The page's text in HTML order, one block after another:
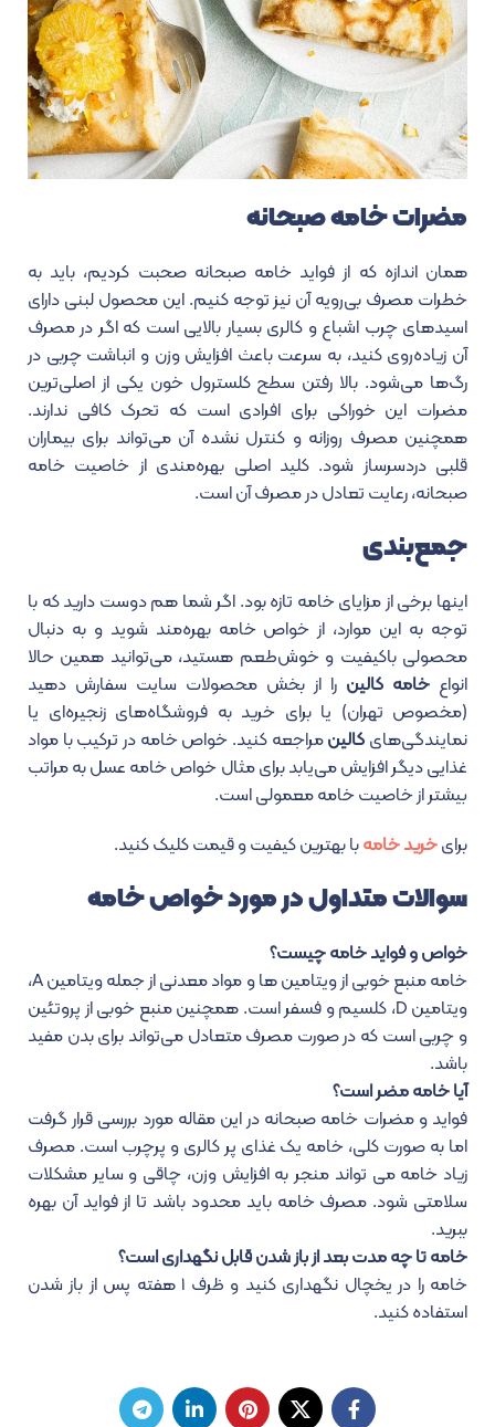
مضرات خامه صبحانه
همان اندازه که از فواید خامه صبحانه صحبت کردیم، باید به
خطرات مصرف بی‌رویه آن نیز توجه کنیم. این محصول لبنی دارای
اسیدهای چرب اشباع و کالری بسیار بالایی است که اگر در مصرف
آن زیاده‌روی کنید، به سرعت باعث افزایش وزن و انباشت چربی در
رگ‌ها می‌شود. بالا رفتن سطح کلسترول خون یکی از اصلی‌ترین
مضرات این خوراکی برای افرادی است که تحرک کافی ندارند.
همچنین مصرف روزانه و کنترل نشده آن می‌تواند برای بیماران
قلبی دردسرساز شود. کلید اصلی بهره‌مندی از خاصیت خامه
صبحانه، رعایت تعادل در مصرف آن است.
جمع‌بندی
اینها برخی از مزایای خامه تازه بود. اگر شما هم دوست دارید که با
توجه به این موارد، از خواص خامه بهره‌مند شوید و به دنبال
محصولی باکیفیت و خوش‌طعم هستید، می‌توانید همین حالا
انواع خامه کالین را از بخش محصولات سایت سفارش دهید
(مخصوص تهران) یا برای خرید به فروشگاه‌های زنجیره‌ای یا
نمایندگی‌های کالینمراجعه کنید. خواص خامه در ترکیب با مواد
غذایی دیگر افزایش می‌یابد برای مثال خواص خامه عسل به مراتب
بیشتر از خاصیت خامه معمولی است.
برایخرید خامهبا بهترین کیفیت و قیمت کلیک کنید.
سوالات متداول در مورد خواص خامه
خواص و فواید خامه چیست؟
خامه منبع خوبی از ویتامین ها و مواد معدنی از جمله ویتامین A،
ویتامین D، کلسیم و فسفر است. همچنین منبع خوبی از پروتئین
و چربی است که در صورت مصرف متعادل می‎‌تواند برای بدن مفید
باشد.
آیا خامه مضر است؟
فواید و مضرات خامه صبحانه در این مقاله مورد بررسی قرار گرفت
اما به صورت کلی، خامه یک غذای پر کالری و پرچرب است. مصرف
زیاد خامه می تواند منجر به افزایش وزن، چاقی و سایر مشکلات
سلامتی شود. مصرف خامه باید محدود باشد تا از فواید آن بهره
ببرید.
خامه تا چه مدت بعد از باز شدن قابل نگهداری است؟
خامه را در یخچال نگهداری کنید و ظرف ۱ هفته پس از باز شدن
استفاده کنید.